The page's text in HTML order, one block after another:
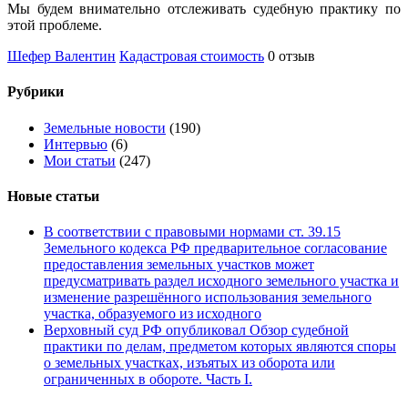
Мы будем внимательно отслеживать судебную практику по
этой проблеме.
Шефер Валентин Кадастровая стоимость 0 отзыв
Рубрики
Земельные новости (190)
Интервью (6)
Мои статьи (247)
Новые статьи
В соответствии с правовыми нормами ст. 39.15
Земельного кодекса РФ предварительное согласование
предоставления земельных участков может
предусматривать раздел исходного земельного участка и
изменение разрешённого использования земельного
участка, образуемого из исходного
Верховный суд РФ опубликовал Обзор судебной
практики по делам, предметом которых являются споры
о земельных участках, изъятых из оборота или
ограниченных в обороте. Часть I.